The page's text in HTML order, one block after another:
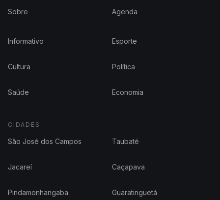
Sobre Agenda
Informativo Esporte
Cultura Política
Saúde Economia
CIDADES
São José dos Campos Taubaté
Jacareí Caçapava
Pindamonhangaba Guaratinguetá